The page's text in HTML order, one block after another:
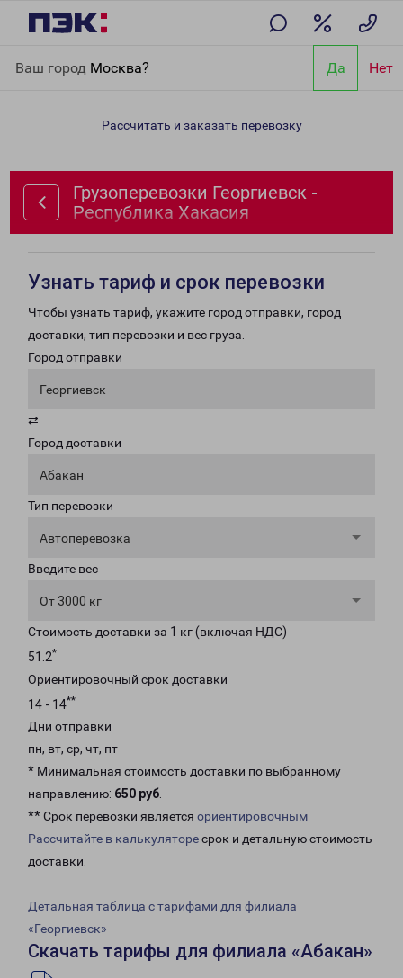
Ваш город Москва? Да Нет
Республика Хакасия
Рассчитать и заказать перевозку
Грузоперевозки Георгиевск -
Республика Хакасия
Узнать тариф и срок перевозки
Чтобы узнать тариф, укажите город отправки, город
доставки, тип перевозки и вес груза.
Город отправки
Георгиевск
⇄
Город доставки
Абакан
Тип перевозки
Автоперевозка
Введите вес
От 3000 кг
Стоимость доставки за 1 кг (включая НДС)
51.2*
Ориентировочный срок доставки
14 - 14**
Дни отправки
пн, вт, ср, чт, пт
* Минимальная стоимость доставки по выбранному
направлению: 650 руб.
** Срок перевозки является ориентировочным
Рассчитайте в калькуляторесрок и детальную стоимость
доставки.
Детальная таблица с тарифами для филиала
«Георгиевск»
Скачать тарифы для филиала «Абакан»